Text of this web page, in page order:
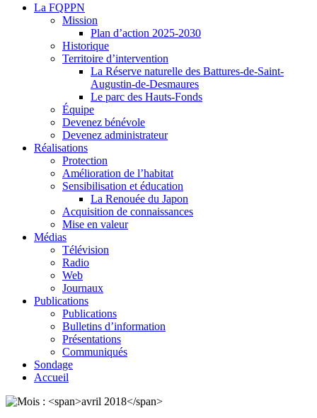
La FQPPN
Mission
Plan d’action 2025-2030
Historique
Territoire d’intervention
La Réserve naturelle des Battures-de-Saint-
Augustin-de-Desmaures
Le parc des Hauts-Fonds
Équipe
Devenez bénévole
Devenez administrateur
Réalisations
Protection
Amélioration de l’habitat
Sensibilisation et éducation
La Renouée du Japon
Acquisition de connaissances
Mise en valeur
Médias
Télévision
Radio
Web
Journaux
Publications
Publications
Bulletins d’information
Présentations
Communiqués
Sondage
Accueil